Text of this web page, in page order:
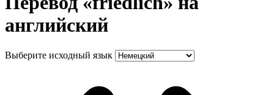
английский
Выберите исходный язык